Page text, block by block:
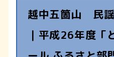
越中五箇山 民
｜平成26年度「